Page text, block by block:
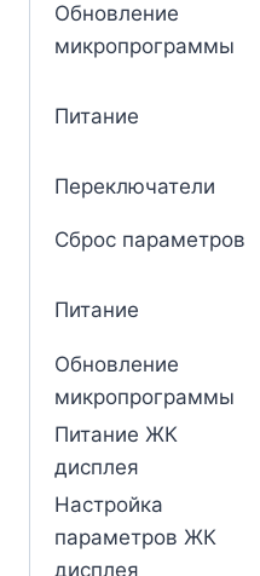
Обновление
микропрограммы
Питание
Переключатели
Сброс параметров
Питание
Обновление
микропрограммы
Питание ЖК
дисплея
Настройка
параметров ЖК
дисплея